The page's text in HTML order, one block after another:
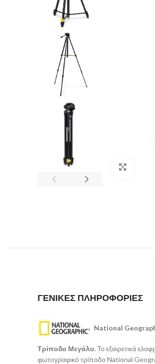
ΓΕΝΙΚΕΣ ΠΛΗΡΟΦΟΡΙΕΣ
National
Τρίποδο Μεγάλο.Το εξαιρετικά
φωτογραφικό τρίποδο National